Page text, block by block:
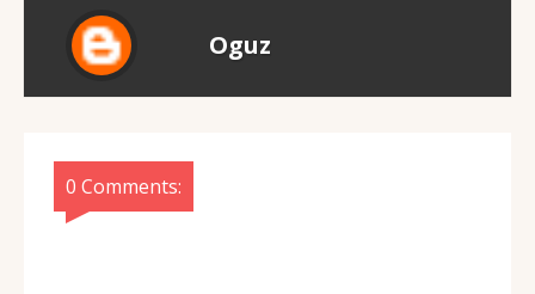
Oguz
0 Comments: